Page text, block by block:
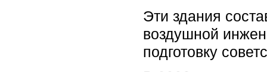
Эти здания
воздушной
подготовку